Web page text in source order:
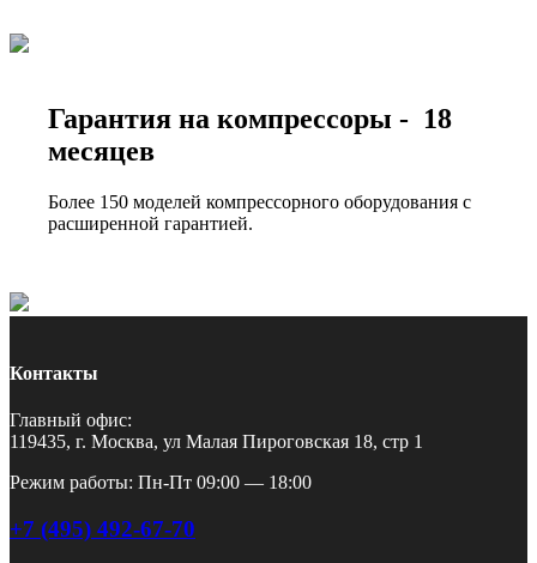
Гарантия на компрессоры - 18
месяцев
Более 150 моделей компрессорного оборудования с
расширенной гарантией.
Контакты
Главный офис:
119435, г. Москва, ул Малая Пироговская 18, стр 1
Режим работы: Пн-Пт 09:00 — 18:00
+7 (495) 492-67-70